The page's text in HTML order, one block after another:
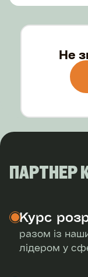
Не
ПАРТНЕР
Курс
разом із
лідером у